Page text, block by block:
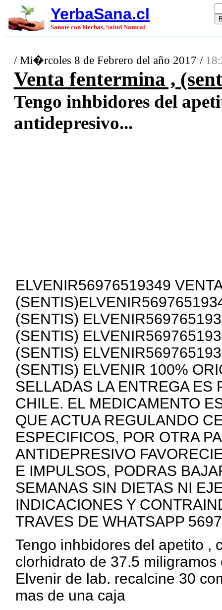
YerbaSana.cl
Sanate con hierbas, Salud Natural
/ Mi�rcoles 8 de Febrero del año 2017 /
Venta fentermina ,
Tengo inhbidores del
antidepresivo...
ELVENIR56976519349
(SENTIS)
(SENTIS)
(SENTIS)
(SENTIS) ELVENIR 100%
SELLADAS LA ENTREGA ES
CHILE. EL MEDICAMENTO
QUE ACTUA REGULANDO
ESPECIFICOS, POR OTRA
ANTIDEPRESIVO
E IMPULSOS, PODRAS
SEMANAS SIN DIETAS NI
INDICACIONES Y
TRAVES DE WHATSAPP
Tengo inhbidores del apetito ,
clorhidrato de 37.5
Elvenir de lab. recalcine 30
mas de una caja